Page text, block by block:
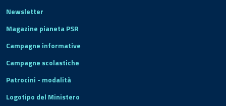
Newsletter
Magazine pianeta PSR
Campagne informative
Campagne scolastiche
Patrocini - modalità
Logotipo del Ministero